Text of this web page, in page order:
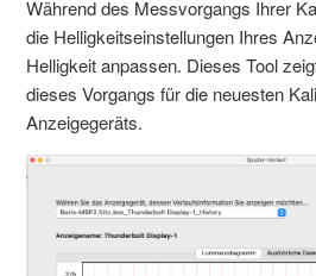
Während des Messvorgangs Ihrer
die Helligkeitseinstellungen Ihres
Helligkeit anpassen. Dieses Tool
dieses Vorgangs für die neuesten
Anzeigegeräts.